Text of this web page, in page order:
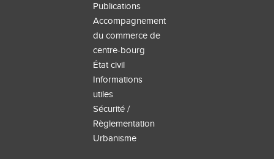
Publications
Accompagnement
du commerce de
centre-bourg
État civil
Informations
utiles
Sécurité /
Règlementation
Urbanisme